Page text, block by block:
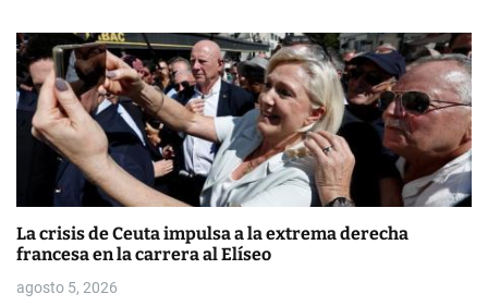
La crisis de Ceuta impulsa a la extrema derecha
francesa en la carrera al Elíseo
agosto 5, 2026